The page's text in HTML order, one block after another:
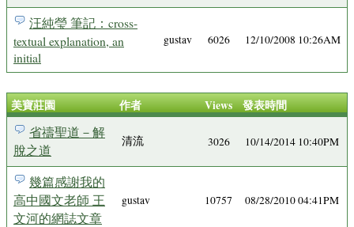
汪純瑩 筆記：cross-
textual explanation, an
initial
gustav 6026 12/10/2008 10:26AM
美寶莊園 作者 Views 發表時間
省禱聖道－解
脫之道
清流 3026 10/14/2014 10:40PM
幾篇感謝我的
高中國文老師 王
文河的網誌文章
gustav 10757 08/28/2010 04:41PM